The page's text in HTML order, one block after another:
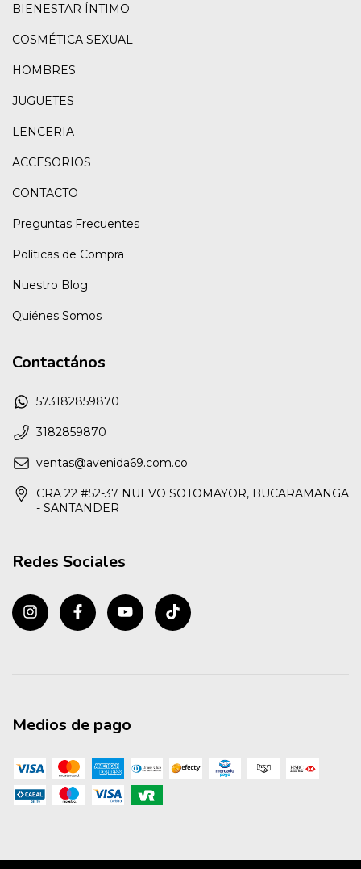
BIENESTAR ÍNTIMO
COSMÉTICA SEXUAL
HOMBRES
JUGUETES
LENCERIA
ACCESORIOS
CONTACTO
Preguntas Frecuentes
Políticas de Compra
Nuestro Blog
Quiénes Somos
Contactános
573182859870
3182859870
ventas@avenida69.com.co
CRA 22 #52-37 NUEVO SOTOMAYOR, BUCARAMANGA
- SANTANDER
Redes Sociales
Medios de pago